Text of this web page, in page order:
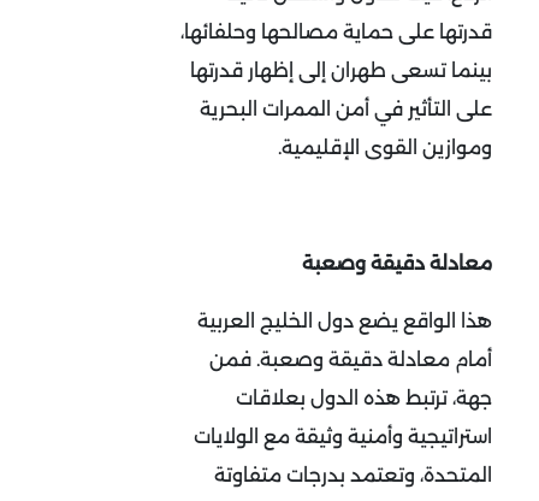
قدرتها على حماية مصالحها وحلفائها،
بينما تسعى طهران إلى إظهار قدرتها
على التأثير في أمن الممرات البحرية
وموازين القوى الإقليمية.
معادلة دقيقة وصعبة
هذا الواقع يضع دول الخليج العربية
أمام معادلة دقيقة وصعبة. فمن
جهة، ترتبط هذه الدول بعلاقات
استراتيجية وأمنية وثيقة مع الولايات
المتحدة، وتعتمد بدرجات متفاوتة